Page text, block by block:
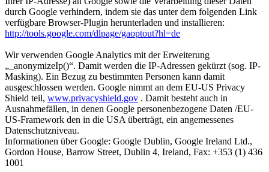
durch Google verhindern, indem sie das unter dem folgenden Link
verfügbare Browser-Plugin herunterladen und installieren:
http://tools.google.com/dlpage/gaoptout?hl=de
Wir verwenden Google Analytics mit der Erweiterung
„_anonymizeIp()“. Damit werden die IP-Adressen gekürzt (sog. IP-
Masking). Ein Bezug zu bestimmten Personen kann damit
ausgeschlossen werden. Google nimmt an dem EU-US Privacy
Shield teil, www.privacyshield.gov . Damit besteht auch in
Ausnahmefällen, in denen Google personenbezogene Daten /EU-
US-Framework den in die USA überträgt, ein angemessenes
Datenschutzniveau.
Informationen über Google: Google Dublin, Google Ireland Ltd.,
Gordon House, Barrow Street, Dublin 4, Ireland, Fax: +353 (1) 436
1001